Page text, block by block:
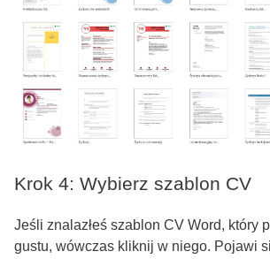
Krok 4: Wybierz szablon CV
Jeśli znalazłeś szablon CV Word, który
gustu, wówczas kliknij w niego. Pojawi